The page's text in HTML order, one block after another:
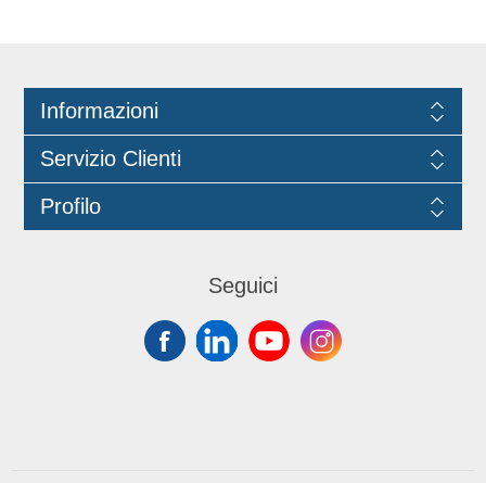
+ 3 trigger nel cartone
Informazioni
Servizio Clienti
Profilo
Seguici